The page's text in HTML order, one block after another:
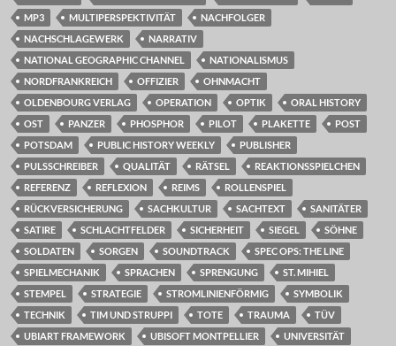
MP3
MULTIPERSPEKTIVITÄT
NACHFOLGER
NACHSCHLAGEWERK
NARRATIV
NATIONAL GEOGRAPHIC CHANNEL
NATIONALISMUS
NORDFRANKREICH
OFFIZIER
OHNMACHT
OLDENBOURG VERLAG
OPERATION OPTIK
ORAL HISTORY
OST
PANZER PHOSPHOR PILOT PLAKETTE
POST
POTSDAM
PUBLIC HISTORY WEEKLY
PUBLISHER
PULSSCHREIBER
QUALITÄT RÄTSEL
REAKTIONSSPIELCHEN
REFERENZ
REFLEXION REIMS
ROLLENSPIEL
RÜCKVERSICHERUNG
SACHKULTUR SACHTEXT
SANITÄTER
SATIRE
SCHLACHTFELDER SICHERHEIT SIEGEL
SÖHNE
SOLDATEN
SORGEN SOUNDTRACK
SPEC OPS: THE LINE
SPIELMECHANIK
SPRACHEN SPRENGUNG
ST. MIHIEL
STEMPEL
STRATEGIE STROMLINIENFÖRMIG
SYMBOLIK
TECHNIK
TIM UND STRUPPI TOTE TRAUMA
TÜV
UBIART FRAMEWORK
UBISOFT MONTPELLIER UNIVERSITÄT